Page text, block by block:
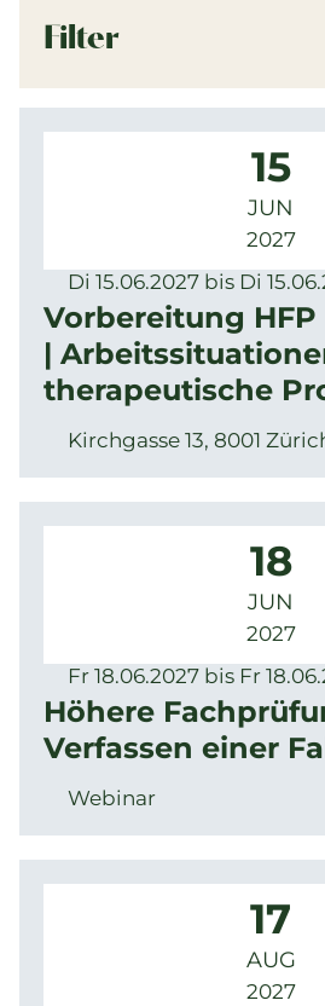
Filter
15
JUN
2027
Di 15.06.2027 bis Di
Vorbereitung HFP
|
therapeutische
Kirchgasse 13, 8001
18
JUN
2027
Fr 18.06.2027 bis Fr
Höhere
Verfassen einer
Webinar
17
AUG
2027